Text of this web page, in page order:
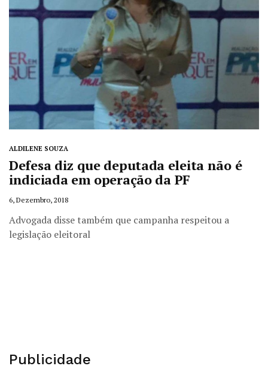
ALDILENE SOUZA
Defesa diz que deputada eleita não é
indiciada em operação da PF
6, Dezembro, 2018
Advogada disse também que campanha respeitou a
legislação eleitoral
Publicidade